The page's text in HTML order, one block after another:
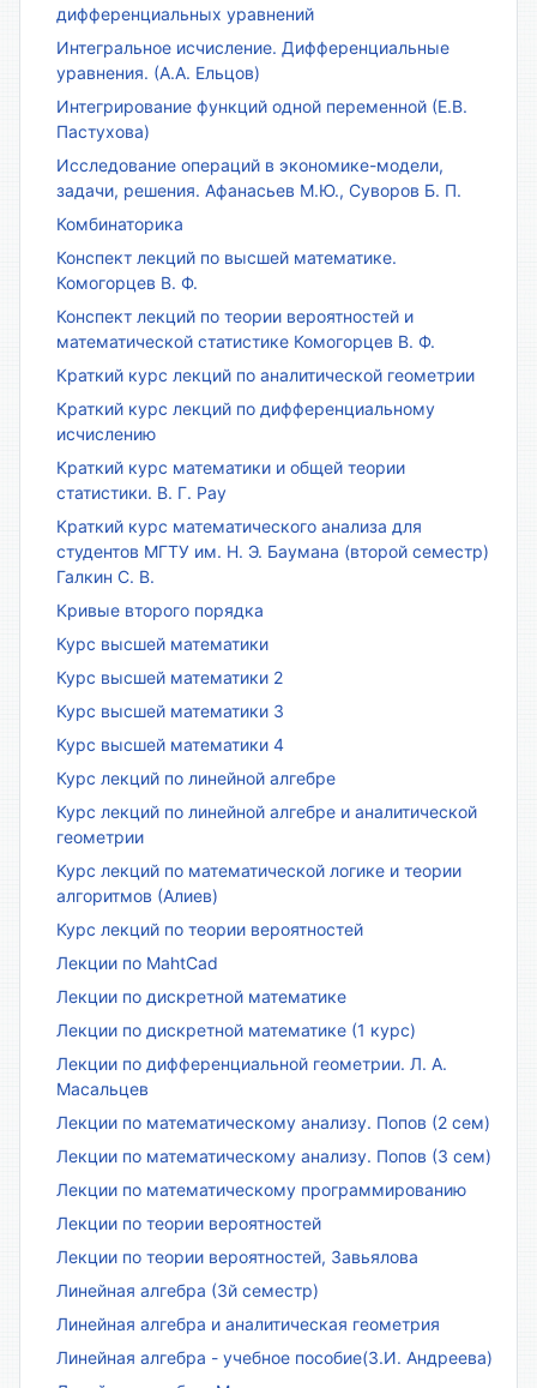
дифференциальных уравнений
Интегральное исчисление. Дифференциальные
уравнения. (А.А. Ельцов)
Интегрирование функций одной переменной (Е.В.
Пастухова)
Исследование операций в экономике-модели,
задачи, решения. Афанасьев М.Ю., Суворов Б. П.
Комбинаторика
Конспект лекций по высшей математике.
Комогорцев В. Ф.
Конспект лекций по теории вероятностей и
математической статистике Комогорцев В. Ф.
Краткий курс лекций по аналитической геометрии
Краткий курс лекций по дифференциальному
исчислению
Краткий курс математики и общей теории
статистики. В. Г. Рау
Краткий курс математического анализа для
студентов МГТУ им. Н. Э. Баумана (второй семестр)
Галкин С. В.
Кривые второго порядка
Курс высшей математики
Курс высшей математики 2
Курс высшей математики 3
Курс высшей математики 4
Курс лекций по линейной алгебре
Курс лекций по линейной алгебре и аналитической
геометрии
Курс лекций по математической логике и теории
алгоритмов (Алиев)
Курс лекций по теории вероятностей
Лекции по MahtCad
Лекции по дискретной математике
Лекции по дискретной математике (1 курс)
Лекции по дифференциальной геометрии. Л. А.
Масальцев
Лекции по математическому анализу. Попов (2 сем)
Лекции по математическому анализу. Попов (3 сем)
Лекции по математическому программированию
Лекции по теории вероятностей
Лекции по теории вероятностей, Завьялова
Линейная алгебра (3й семестр)
Линейная алгебра и аналитическая геометрия
Линейная алгебра - учебное пособие(З.И. Андреева)